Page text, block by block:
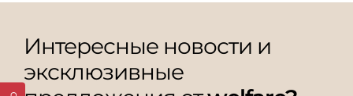
Интересные новости и
эксклюзивные